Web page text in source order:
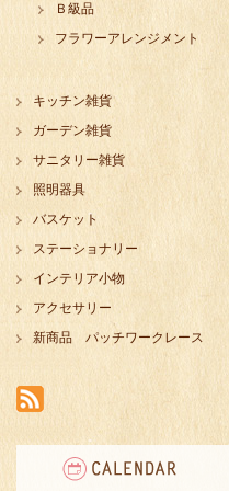
Ｂ級品
フラワーアレンジメント
キッチン雑貨
ガーデン雑貨
サニタリー雑貨
照明器具
バスケット
ステーショナリー
インテリア小物
アクセサリー
新商品 パッチワークレース